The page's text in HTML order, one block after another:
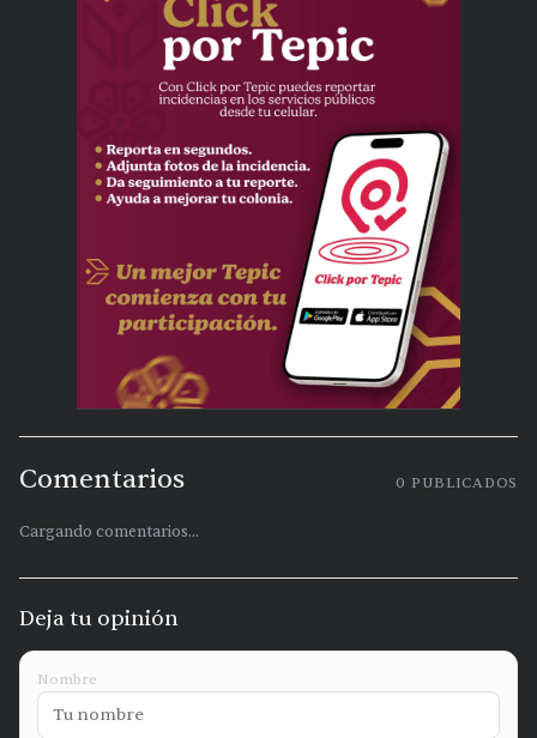
Comentarios 0 PUBLICADOS
Cargando comentarios...
Deja tu opinión
Nombre